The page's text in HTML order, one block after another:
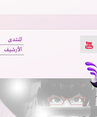
المنتدى
الأرشيف